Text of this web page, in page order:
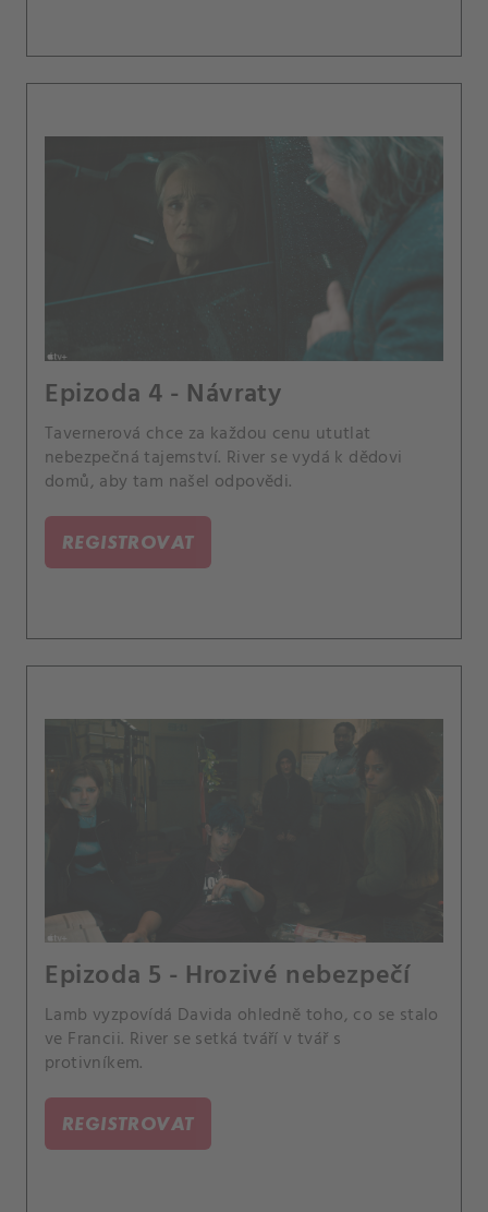
Epizoda 4 - Návraty
Tavernerová chce za každou cenu ututlat
nebezpečná tajemství. River se vydá k dědovi
domů, aby tam našel odpovědi.
REGISTROVAT
Epizoda 5 - Hrozivé nebezpečí
Lamb vyzpovídá Davida ohledně toho, co se stalo
ve Francii. River se setká tváří v tvář s
protivníkem.
REGISTROVAT